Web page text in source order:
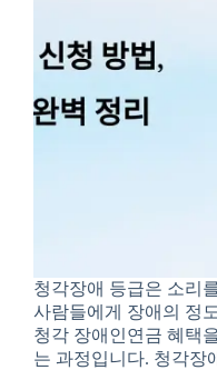
청각장애 등급은 소리
사람들에게 장애의 정
청각 장애인연금 혜택
는 과정입니다. 청각장